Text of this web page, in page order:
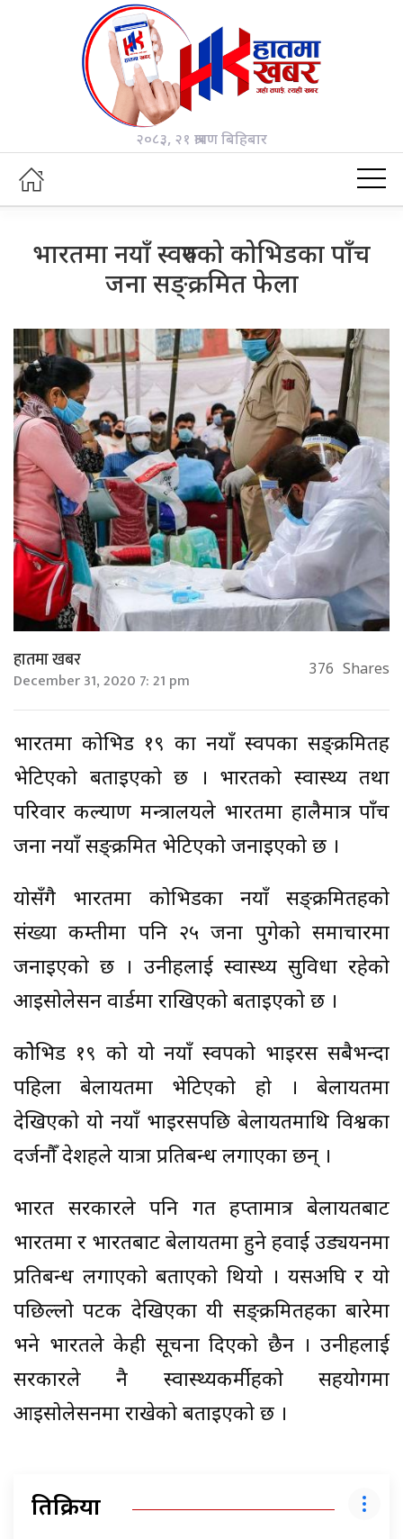
२०८३, २१ श्रावण बिहिबार
भारतमा नयाँ स्वरुपको कोभिडका पाँच
जना सङ्क्रमित फेला
हातमा खबर
December 31, 2020 7: 21 pm 376 Shares
भारतमा कोभिड १९ का नयाँ स्वरुपका सङ्क्रमितहरु
भेटिएको बताइएको छ । भारतको स्वास्थ्य तथा
परिवार कल्याण मन्त्रालयले भारतमा हालैमात्र पाँच
जना नयाँ सङ्क्रमित भेटिएको जनाइएको छ ।
योसँगै भारतमा कोभिडका नयाँ सङ्क्रमितहरुको
संख्या कम्तीमा पनि २५ जना पुगेको समाचारमा
जनाइएको छ । उनीहरुलाई स्वास्थ्य सुविधा रहेको
आइसोलेसन वार्डमा राखिएको बताइएको छ ।
कोेभिड १९ को यो नयाँ स्वरुपको भाइरस सबैभन्दा
पहिला बेलायतमा भेटिएको हो । बेलायतमा
देखिएको यो नयाँ भाइरसपछि बेलायतमाथि विश्वका
दर्जनौँ देशहरुले यात्रा प्रतिबन्ध लगाएका छन् ।
भारत सरकारले पनि गत हप्तामात्र बेलायतबाट
भारतमा र भारतबाट बेलायतमा हुने हवाई उड्ययनमा
प्रतिबन्ध लगाएको बताएको थियो । यसअघि र यो
पछिल्लो पटक देखिएका यी सङ्क्रमितहरुका बारेमा
भने भारतले केही सूचना दिएको छैन । उनीहरुलाई
सरकारले नै स्वास्थ्यकर्मीहरुको सहयोगमा
आइसोलेसनमा राखेको बताइएको छ ।
प्रतिक्रिया